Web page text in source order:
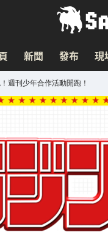
新聞 發布 現
週刊少年合作活動開跑！